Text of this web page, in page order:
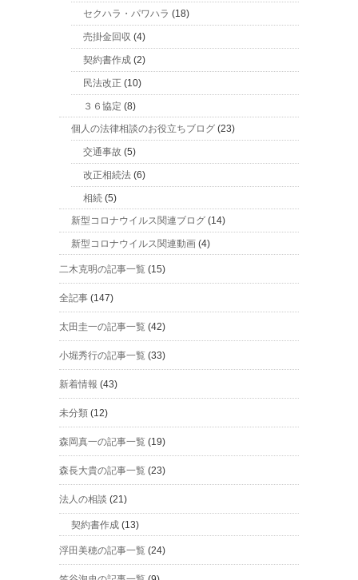
セクハラ・パワハラ (18)
売掛金回収 (4)
契約書作成 (2)
民法改正 (10)
３６協定 (8)
個人の法律相談のお役立ちブログ (23)
交通事故 (5)
改正相続法 (6)
相続 (5)
新型コロナウイルス関連ブログ (14)
新型コロナウイルス関連動画 (4)
二木克明の記事一覧 (15)
全記事 (147)
太田圭一の記事一覧 (42)
小堀秀行の記事一覧 (33)
新着情報 (43)
未分類 (12)
森岡真一の記事一覧 (19)
森長大貴の記事一覧 (23)
法人の相談 (21)
契約書作成 (13)
浮田美穂の記事一覧 (24)